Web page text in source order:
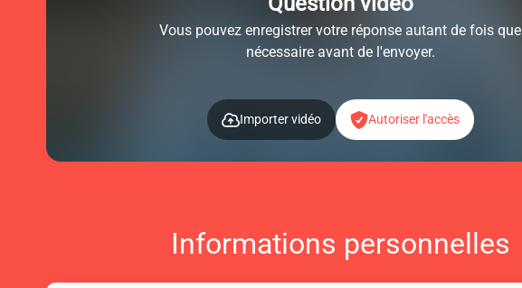
Vous pouvez enregistrer votre réponse autant de fois que
nécessaire avant de l'envoyer.
Importer vidéo Autoriser l'accès
Informations personnelles